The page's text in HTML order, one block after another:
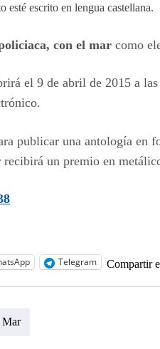
esté escrito en lengua castellana.
con el mar como
el 9 de abril de 2015 a
publicar una antología en
un premio en
Telegram Compartir
Mar